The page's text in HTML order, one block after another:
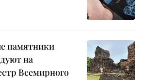
памятники
на
Всемирного